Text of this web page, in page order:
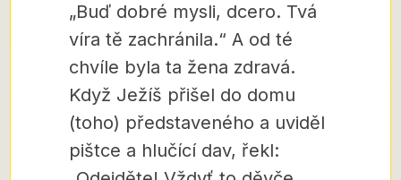
„Buď dobré mysli, dcero. Tvá
víra tě zachránila.“ A od té
chvíle byla ta žena zdravá.
Když Ježíš přišel do domu
(toho) představeného a uviděl
pištce a hlučící dav, řekl: